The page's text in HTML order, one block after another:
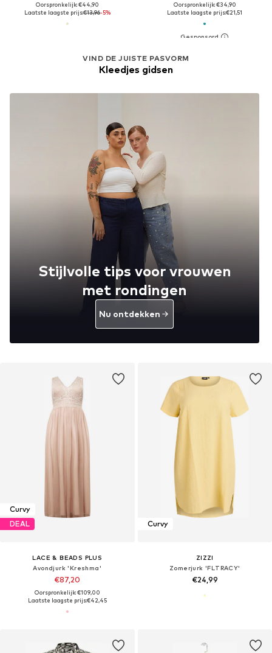
Oorspronkelijk: €44,90
Laatste laagste prijs:€13,96-5%
Oorspronkelijk: €34,90
Laatste laagste prijs:€21,51
Curvy
DEAL
LACE & BEADS PLUS
Avondjurk 'Kreshma'
€87,20
Oorspronkelijk: €109,00
Laatste laagste prijs:€42,45
VIND DE JUISTE PASVORM
Kleedjes gidsen
Stijlvolle tips voor vrouwen
met rondingen
Nu ontdekken
Curvy
ZIZZI
Zomerjurk 'FLTRACY'
€24,99